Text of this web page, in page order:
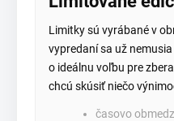
Limitky sú vyrábané v
vypredaní sa už
o ideálnu voľbu pre
chcú skúsiť niečo
časovo